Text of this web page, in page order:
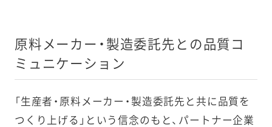
原料メーカー・製造委託先との品質コ
ミュニケーション
「生産者・原料メーカー・製造委託先と共に品質を
つくり上げる」という信念のもと、パートナー企業